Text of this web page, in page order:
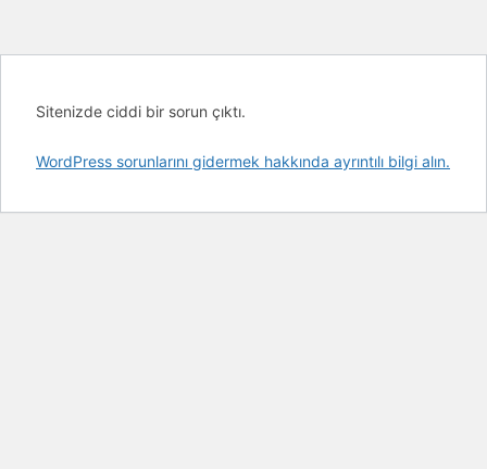
Sitenizde ciddi bir sorun çıktı.
WordPress sorunlarını gidermek hakkında ayrıntılı bilgi alın.